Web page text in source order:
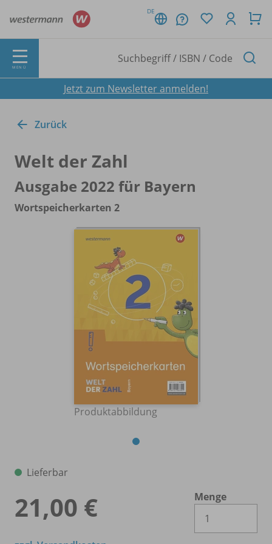
DE
MENÜ
Jetzt zum Newsletter anmelden!
Zurück
Welt der Zahl
Ausgabe 2022 für Bayern
Wortspeicherkarten 2
Produktabbildung
Lieferbar
21,00 €
Menge